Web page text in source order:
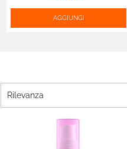
AGGIUNGI
Rilevanza